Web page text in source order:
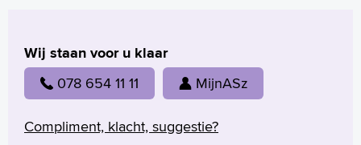
Wij staan voor u klaar
078 654 11 11 MijnASz
Compliment, klacht, suggestie?